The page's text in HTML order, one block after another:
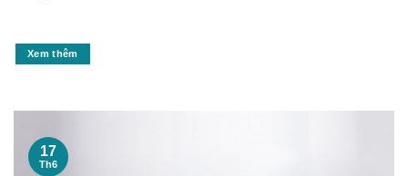
Xem thêm
17
Th6